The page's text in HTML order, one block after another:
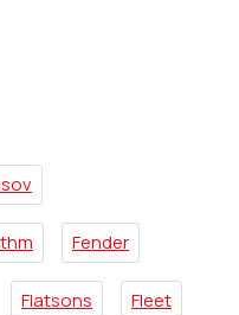
Fender
Flatsons Fleet